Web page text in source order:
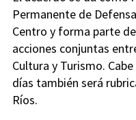
Permanente de
Centro y forma parte
acciones conjuntas
Cultura y Turismo.
días también será
Ríos.